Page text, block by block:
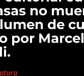
no
de
por